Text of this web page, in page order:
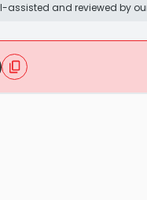
assisted and reviewed by